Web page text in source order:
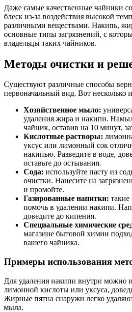
Даже самые качественные чайники
блеск из-за воздействия высокой
различными веществами. Накипь,
основные типы загрязнений, с
владельцы таких чайников.
Методы очистки и
Существуют различные способы
первоначальный вид. Вот несколько
Хозяйственное мыло:
удаления жира и накипи.
чайник, оставив на 10 минут,
Кислотные растворы:
уксус или лимонный сок
накипью. Разведите в воде,
оставьте до остывания.
Сода: используйте пасту из
очистки. Нанесите на
и промойте.
Газированные напитки: такие
помочь в удалении накипи.
доведите до кипения.
Специальные химические
магазине бытовой химии
вашего чайника.
Примеры использования
Для удаления накипи внутри можно
лимонной кислоты или уксуса,
Жирные пятна снаружи легко
мыла.